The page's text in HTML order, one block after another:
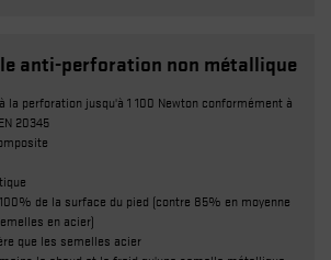
anti-perforation non métallique
la perforation jusqu'à 1 100 Newton conformément à
20345
de la surface du pied (contre 85% en moyenne
en acier)
que les semelles acier